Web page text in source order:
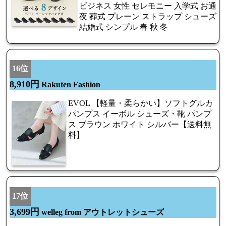
ビジネス 女性 セレモニー 入学式 お通
夜 葬式 プレーン ストラップ シューズ
結婚式 シンプル 春 秋 冬
16位
8,910円 Rakuten Fashion
EVOL 【軽量・柔らかい】ソフトグルカ
パンプス イーボル シューズ・靴 パンプ
ス ブラウン ホワイト シルバー【送料無
料】
17位
3,699円 welleg from アウトレットシューズ